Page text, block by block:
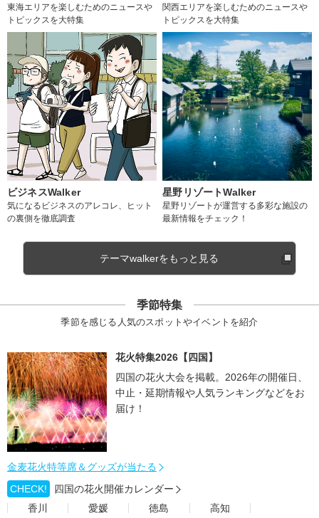
東海エリアを楽しむためのニュースや
トピックスを大特集
関西エリアを楽しむためのニュースや
トピックスを大特集
ビジネスWalker
気になるビジネスのアレコレ、ヒット
の裏側を徹底調査
星野リゾートWalker
星野リゾートが運営する多彩な施設の
最新情報をチェック！
テーマwalkerをもっと見る
季節特集
季節を感じる人気のスポットやイベントを紹介
花火特集2026【四国】
四国の花火大会を掲載。2026年の開催日、
中止・延期情報や人気ランキングなどをお
届け！
金麦花火特等席＆グッズが当たる
CHECK!
四国の花火開催カレンダー
香川
愛媛 徳島 高知